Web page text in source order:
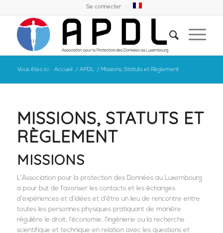
Se connecter
Vous êtes ici : Accueil / APDL / Missions, Statuts et Règlement
MISSIONS, STATUTS ET
RÈGLEMENT
MISSIONS
L’Association pour la protection des Données au Luxembourg
a pour but de favoriser les contacts et les échanges
d’expériences et d’idées et d’être un lieu de rencontre entre
toutes les personnes physiques pratiquant de manière
régulière le droit, l’économie, l‘ingénierie ou la recherche
scientifique et technique en relation avec les questions et